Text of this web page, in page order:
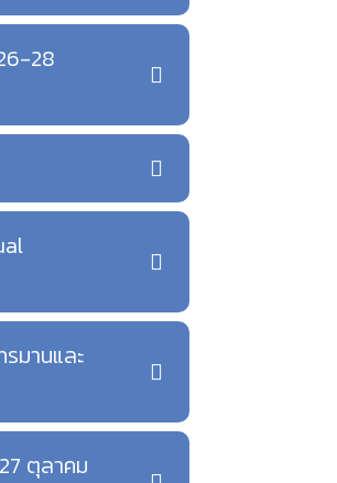
28
มานและ
ตุลาคม